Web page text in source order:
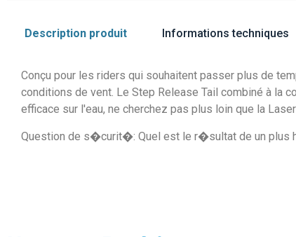
Description produit Informations techniques
Conçu pour les riders qui souhaitent passer plus de
conditions de vent. Le Step Release Tail combiné à la
efficace sur l'eau, ne cherchez pas plus loin que la
Question de s�curit�: Quel est le r�sultat de un plus